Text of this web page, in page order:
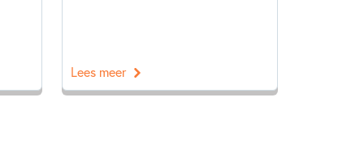
Lees meer